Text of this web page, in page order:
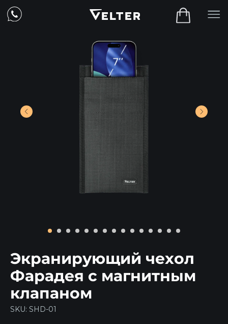
Экранирующий чехол
Фарадея с магнитным
клапаном
SKU: SHD-01